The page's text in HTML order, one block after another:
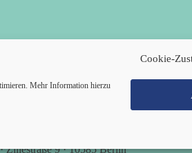
Cookie-
Mehr Information hierzu
Zillestraße 9 · 10585 Berlin